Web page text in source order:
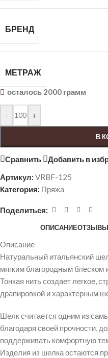
БРЕНД
МЕТРАЖ
осталось 2000 грамм
- +
В
Сравнить
Добавить в
Артикул: VRBF-125
Категория: Пряжа
Поделиться:
ОПИСАНИЕОТЗЫВЫ
Описание
Натуральный итальянский
мягким благородным блеском
Тонкая нить создает легкое,
драпировкой и характерным
Шелк считается одним из
благодаря своей прочности,
поддерживать комфортную
Изделия из шелка остаются